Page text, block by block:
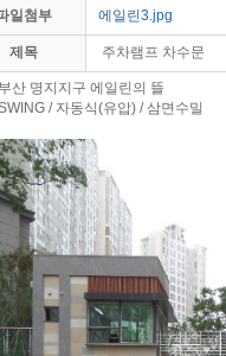
일첨부 에일린3.jpg
제목 주차램프 차수문
산 명지지구 에일린의 뜰
/ 자동식(유압) / 삼면수밀